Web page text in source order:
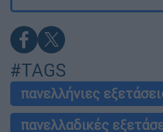
#TAGS
πανελλήνιες
πανελλαδικές